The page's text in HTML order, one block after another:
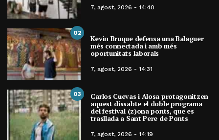
7, agost, 2026 - 14:40
02
Kevin Bruque defensa una Balaguer
més connectada i amb més
oportunitats laborals
7, agost, 2026 - 14:31
03 Carlos Cuevas i Alosa protagonitzen
aquest dissabte el doble programa
del festival (z)ona ponts, que es
trasllada a Sant Pere de Ponts
7, agost, 2026 - 14:19